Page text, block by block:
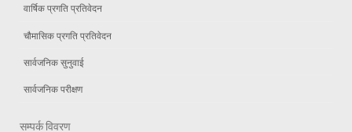
वार्षिक प्रगति प्रतिवेदन
चौमासिक प्रगति प्रतिवेदन
सार्वजनिक सुनुवाई
सार्वजनिक परीक्षण
सम्पर्क विवरण